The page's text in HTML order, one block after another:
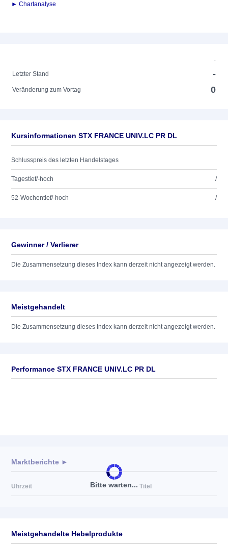
► Chartanalyse
-
Letzter Stand
-
Veränderung zum Vortag 0
Kursinformationen STX FRANCE UNIV.LC PR DL
Schlusspreis des letzten Handelstages
Tagestief/-hoch /
52-Wochentief/-hoch /
Gewinner / Verlierer
Die Zusammensetzung dieses Index kann derzeit nicht angezeigt werden.
Meistgehandelt
Die Zusammensetzung dieses Index kann derzeit nicht angezeigt werden.
Performance STX FRANCE UNIV.LC PR DL
Bitte warten...
Marktberichte ►
Uhrzeit Titel
Meistgehandelte Hebelprodukte